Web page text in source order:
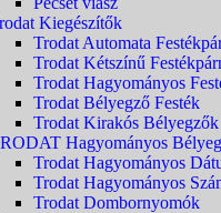
Kiegészítők
Trodat Automata
Trodat Kétszínű
Trodat Hagyományos
Trodat Bélyegző Festék
Trodat Kirakós Bélyegzők
Hagyományos
Trodat Hagyományos
Trodat Hagyományos
Trodat Dombornyomók